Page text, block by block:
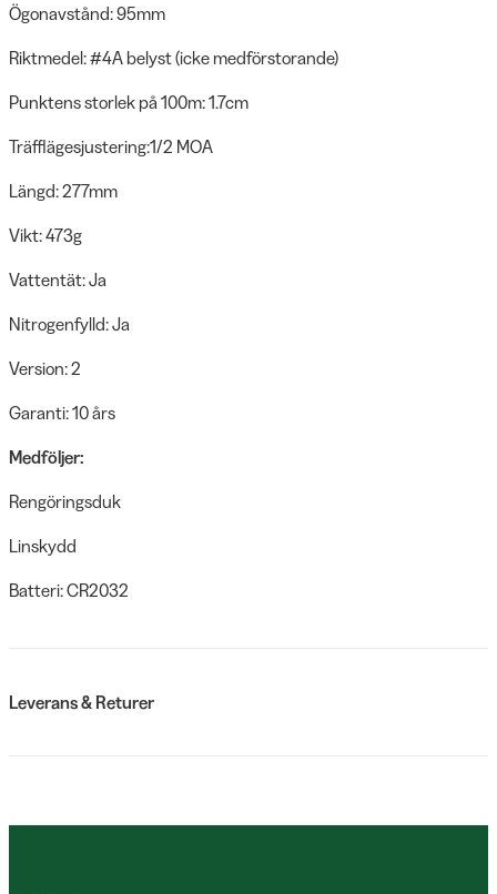
Ögonavstånd: 95mm
Riktmedel: #4A belyst (icke medförstorande)
Punktens storlek på 100m: 1.7cm
Träfflägesjustering:1/2 MOA
Längd: 277mm
Vikt: 473g
Vattentät: Ja
Nitrogenfylld: Ja
Version: 2
Garanti: 10 års
Medföljer:
Rengöringsduk
Linskydd
Batteri: CR2032
Leverans & Returer